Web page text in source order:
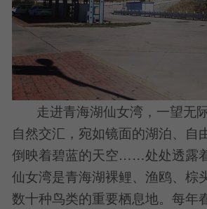
走进青海湖仙女湾，一望无
自然交汇，宛如镜面的湖泊、自
倒映着碧蓝的天空……处处透露
仙女湾是青海湖裸鲤、渔鸥、棕
数十种鸟类的重要栖息地。每年